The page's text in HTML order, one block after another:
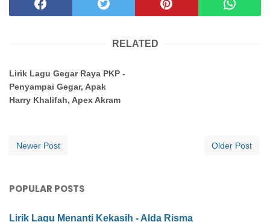
RELATED
Lirik Lagu Gegar Raya PKP -
Penyampai Gegar, Apak
Harry Khalifah, Apex Akram
Newer Post Older Post
POPULAR POSTS
Lirik Lagu Menanti Kekasih - Alda Risma